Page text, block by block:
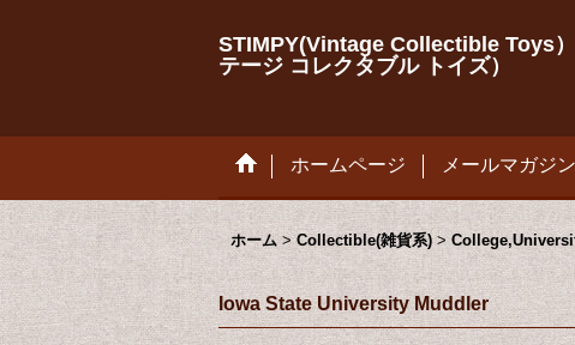
STIMPY(Vintage Collectible Toys
テージ コレクタブル トイズ）
ホームページ メールマガジン
ホーム > Collectible(雑貨系) >
Iowa State University Muddler